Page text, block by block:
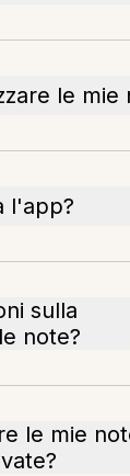
le mie
l'app?
sulla
note?
le mie